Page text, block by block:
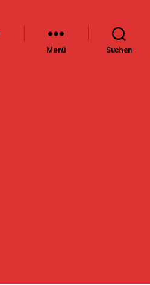
Menü Suchen